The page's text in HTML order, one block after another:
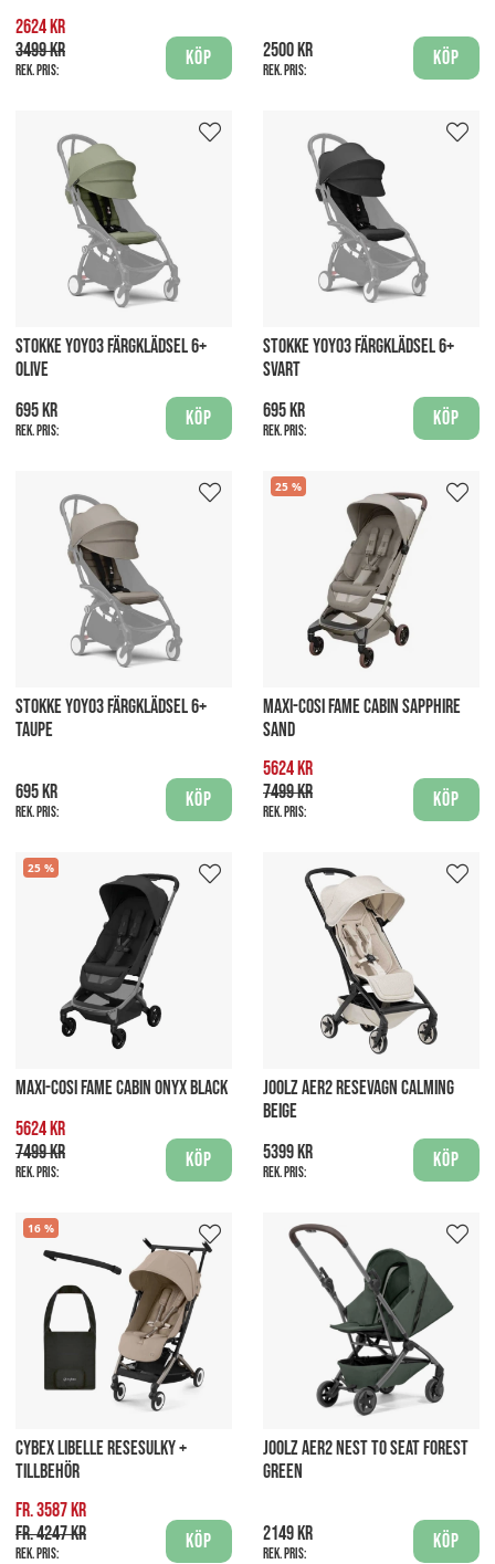
2624 kr
3499 kr
Rek. pris:
Köp 2500 kr
Rek. pris:
Köp
STOKKE YOYO3 FÄRGKLÄDSEL 6+
OLIVE
695 kr
Rek. pris:
Köp
STOKKE YOYO3 FÄRGKLÄDSEL 6+
SVART
695 kr
Rek. pris:
Köp
STOKKE YOYO3 FÄRGKLÄDSEL 6+
TAUPE
695 kr
Rek. pris:
Köp
25
MAXI-COSI FAME CABIN SAPPHIRE
SAND
5624 kr
7499 kr
Rek. pris:
Köp
25
MAXI-COSI FAME CABIN ONYX BLACK
5624 kr
7499 kr
Rek. pris:
Köp
JOOLZ AER2 RESEVAGN CALMING
BEIGE
5399 kr
Rek. pris:
Köp
16
CYBEX LIBELLE RESESULKY +
TILLBEHÖR
fr. 3587 kr
fr. 4247 kr
Rek. pris:
Köp
JOOLZ AER2 NEST TO SEAT FOREST
GREEN
2149 kr
Rek. pris:
Köp